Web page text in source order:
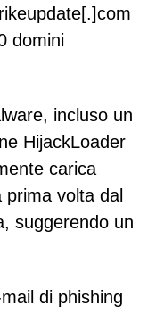
domini
incluso un
HijackLoader
carica
volta dal
suggerendo un
di phishing